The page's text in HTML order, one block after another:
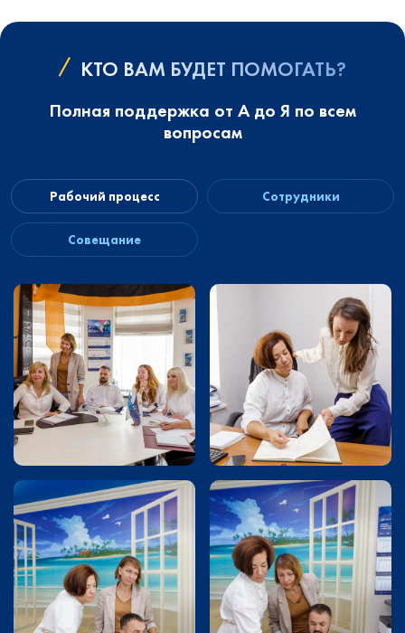
КТО ВАМ БУДЕТ ПОМОГАТЬ?
Полная поддержка от А до Я по всем
вопросам
Рабочий процесс Сотрудники
Совещание